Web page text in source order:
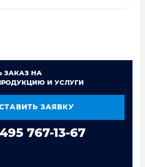
ЗАКАЗ НА
И УСЛУГИ
ЗАЯВКУ
767-13-67